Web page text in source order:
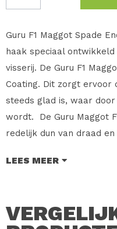
Guru F1 Maggot Spade
haak speciaal
visserij. De Guru F1
Coating. Dit zorgt ervoor
steeds glad is, waar
wordt. De Guru Maggot
redelijk dun van draad
deze bocht blijft zitten
Merk: Guru
Type: F1 Maggot Spade
LEES MEER